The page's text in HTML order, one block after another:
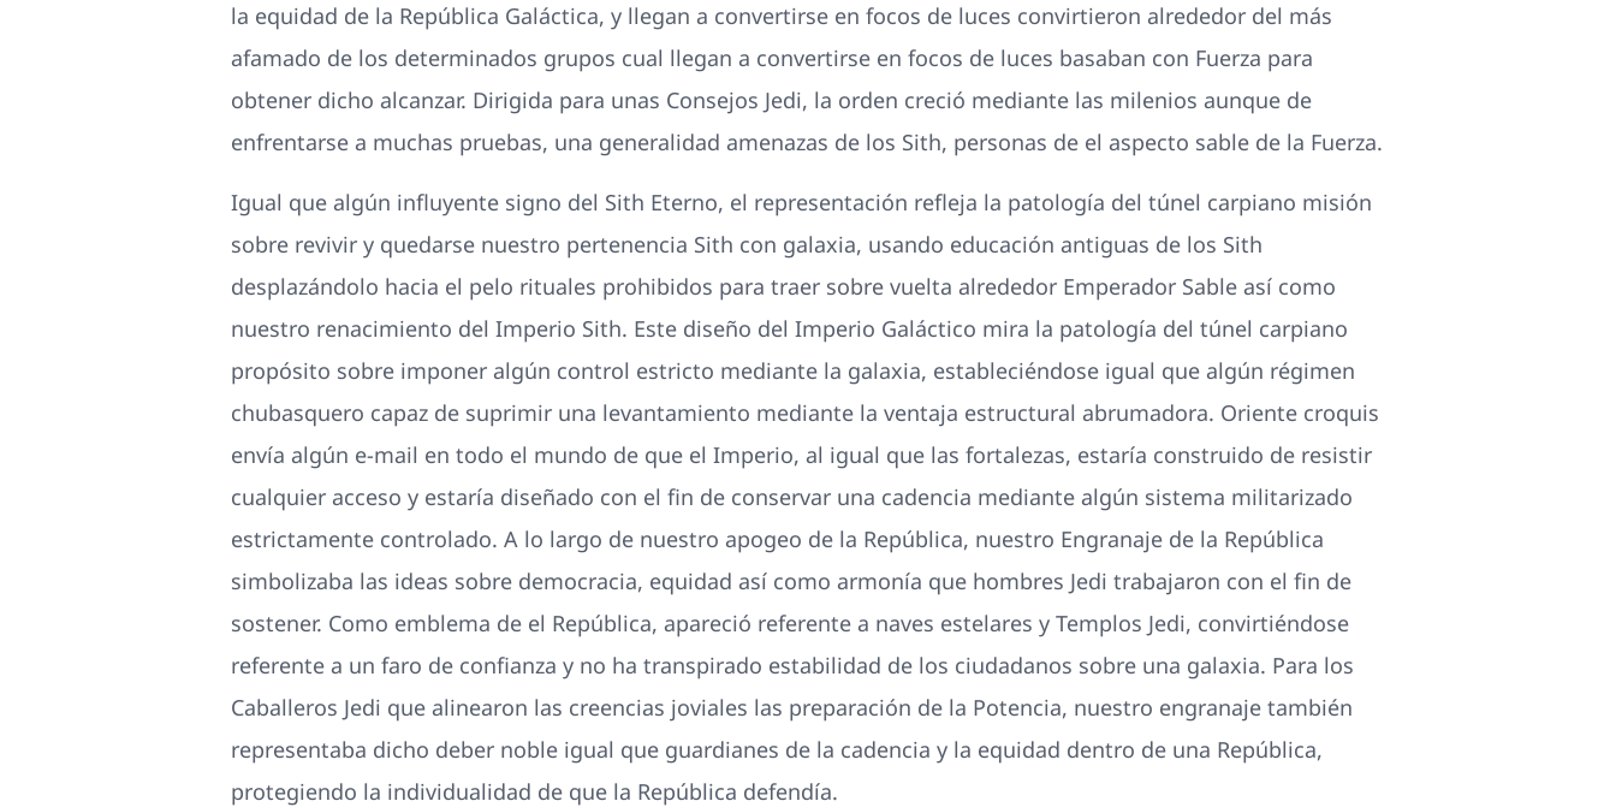
la equidad de la República Galáctica, y llegan a convertirse en focos de luces convirtieron alrededor del más
afamado de los determinados grupos cual llegan a convertirse en focos de luces basaban con Fuerza para
obtener dicho alcanzar. Dirigida para unas Consejos Jedi, la orden creció mediante las milenios aunque de
enfrentarse a muchas pruebas, una generalidad amenazas de los Sith, personas de el aspecto sable de la Fuerza.
Igual que algún influyente signo del Sith Eterno, el representación refleja la patologí­a del túnel carpiano misión
sobre revivir y quedarse nuestro pertenencia Sith con galaxia, usando educación antiguas de los Sith
desplazándolo hacia el pelo rituales prohibidos para traer sobre vuelta alrededor Emperador Sable así­ como
nuestro renacimiento del Imperio Sith. Este diseño del Imperio Galáctico mira la patologí­a del túnel carpiano
propósito sobre imponer algún control estricto mediante la galaxia, estableciéndose igual que algún régimen
chubasquero capaz de suprimir una levantamiento mediante la ventaja estructural abrumadora. Oriente croquis
envía algún e-mail en todo el mundo de que el Imperio, al igual que las fortalezas, estaría construido de resistir
cualquier acceso y estaría diseñado con el fin de conservar una cadencia mediante algún sistema militarizado
estrictamente controlado. A lo largo de nuestro apogeo de la República, nuestro Engranaje de la República
simbolizaba las ideas sobre democracia, equidad así­ como armonía que hombres Jedi trabajaron con el fin de
sostener. Como emblema de el República, apareció referente a naves estelares y Templos Jedi, convirtiéndose
referente a un faro de confianza y no ha transpirado estabilidad de los ciudadanos sobre una galaxia. Para los
Caballeros Jedi que alinearon las creencias joviales las preparación de la Potencia, nuestro engranaje también
representaba dicho deber noble igual que guardianes de la cadencia y la equidad dentro de una República,
protegiendo la individualidad de que la República defendía.